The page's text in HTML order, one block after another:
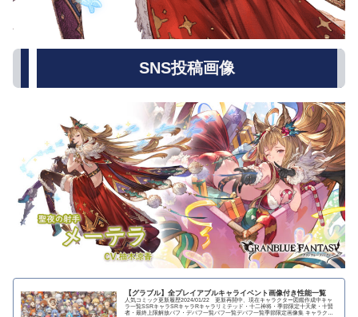
SNS投稿画像
【グラブル】全プレイアブルキャライベント画像付き性能一覧
人気コミック更新履歴2024/01/22 更新再開中、現在キャラクター図鑑作成中キャ
ラ一覧SSRキャラSRキャラRキャラリミテッド・十二神将・季節限定十天衆・十賢
者・最終上限解放バフ・デバフ一覧バフ一覧デバフ一覧季節限定画像集 キャラクタ